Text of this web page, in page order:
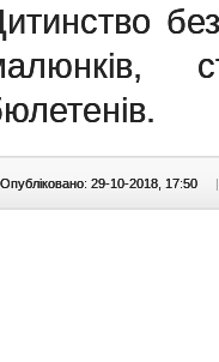
Опубліковано: 29-10-2018, 17:50 |